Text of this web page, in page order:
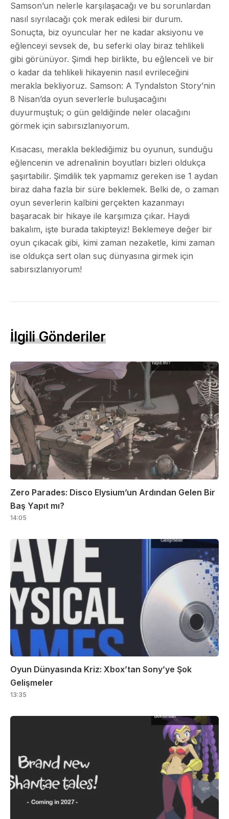
Samson’un nelerle karşılaşacağı ve bu sorunlardan
nasıl sıyrılacağı çok merak edilesi bir durum.
Sonuçta, biz oyuncular her ne kadar aksiyonu ve
eğlenceyi sevsek de, bu seferki olay biraz tehlikeli
gibi görünüyor. Şimdi hep birlikte, bu eğlenceli ve bir
o kadar da tehlikeli hikayenin nasıl evrileceğini
merakla bekliyoruz. Samson: A Tyndalston Story’nin
8 Nisan’da oyun severlerle buluşacağını
duyurmuştuk; o gün geldiğinde neler olacağını
görmek için sabırsızlanıyorum.
Kısacası, merakla beklediğimiz bu oyunun, sunduğu
eğlencenin ve adrenalinin boyutları bizleri oldukça
şaşırtabilir. Şimdilik tek yapmamız gereken ise 1 aydan
biraz daha fazla bir süre beklemek. Belki de, o zaman
oyun severlerin kalbini gerçekten kazanmayı
başaracak bir hikaye ile karşımıza çıkar. Haydi
bakalım, işte burada takipteyiz! Beklemeye değer bir
oyun çıkacak gibi, kimi zaman nezaketle, kimi zaman
ise oldukça sert olan suç dünyasına girmek için
sabırsızlanıyorum!
İlgili Gönderiler
Zero Parades: Disco Elysium’un Ardından Gelen Bir
Baş Yapıt mı?
14:05
Oyun Dünyasında Kriz: Xbox’tan Sony’ye Şok
Gelişmeler
13:35